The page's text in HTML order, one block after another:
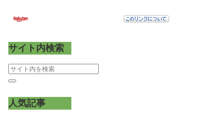
サイト内検索
人気記事